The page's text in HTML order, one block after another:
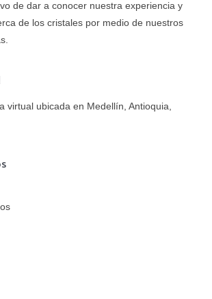
de dar a conocer nuestra experiencia y
de los cristales por medio de nuestros
virtual ubicada en Medellín, Antioquia,